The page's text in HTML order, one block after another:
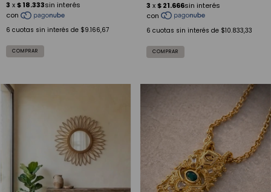
6 cuotas sin interés de $9.166,67 6 cuotas sin interés de $10.833,33